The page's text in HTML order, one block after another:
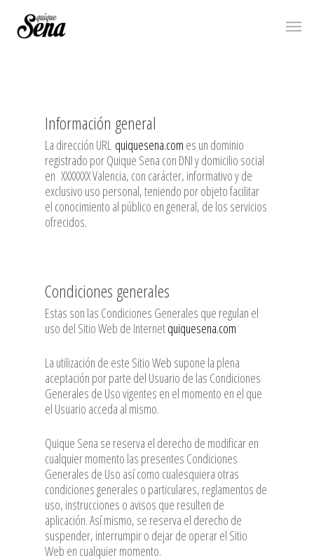
main
Menu
Información general
La dirección URL quiquesena.com es un dominio
registrado por Quique Sena con DNI y domicilio social
en XXXXXXX Valencia, con carácter, informativo y de
exclusivo uso personal, teniendo por objeto facilitar
el conocimiento al público en general, de los servicios
ofrecidos.
Condiciones generales
Estas son las Condiciones Generales que regulan el
uso del Sitio Web de Internetquiquesena.com
La utilización de este Sitio Web supone la plena
aceptación por parte del Usuario de las Condiciones
Generales de Uso vigentes en el momento en el que
el Usuario acceda al mismo.
Quique Sena se reserva el derecho de modificar en
cualquier momento las presentes Condiciones
Generales de Uso así como cualesquiera otras
condiciones generales o particulares, reglamentos de
uso, instrucciones o avisos que resulten de
aplicación. Así mismo, se reserva el derecho de
suspender, interrumpir o dejar de operar el Sitio
Web en cualquier momento.